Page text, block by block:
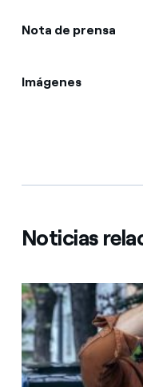
Nota de prensa
Imágenes
Noticias